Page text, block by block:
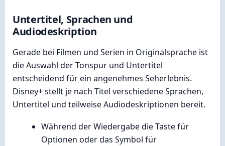
Untertitel, Sprachen und
Audiodeskription
Gerade bei Filmen und Serien in Originalsprache ist
die Auswahl der Tonspur und Untertitel
entscheidend für ein angenehmes Seherlebnis.
Disney+ stellt je nach Titel verschiedene Sprachen,
Untertitel und teilweise Audiodeskriptionen bereit.
Während der Wiedergabe die Taste für
Optionen oder das Symbol für